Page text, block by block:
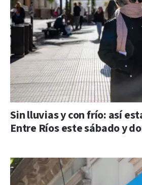
Sin lluvias y con frío: así
Entre Ríos este sábado y